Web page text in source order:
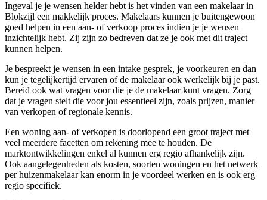
Ingeval je je wensen helder hebt is het vinden van een makelaar in
Blokzijl een makkelijk proces. Makelaars kunnen je buitengewoon
goed helpen in een aan- of verkoop proces indien je je wensen
inzichtelijk hebt. Zij zijn zo bedreven dat ze je ook met dit traject
kunnen helpen.
Je bespreekt je wensen in een intake gesprek, je voorkeuren en dan
kun je tegelijkertijd ervaren of de makelaar ook werkelijk bij je past.
Bereid ook wat vragen voor die je de makelaar kunt vragen. Zorg
dat je vragen stelt die voor jou essentieel zijn, zoals prijzen, manier
van verkopen of regionale kennis.
Een woning aan- of verkopen is doorlopend een groot traject met
veel meerdere facetten om rekening mee te houden. De
marktontwikkelingen enkel al kunnen erg regio afhankelijk zijn.
Ook aangelegenheden als kosten, soorten woningen en het netwerk
per huizenmakelaar kan enorm in je voordeel werken en is ook erg
regio specifiek.